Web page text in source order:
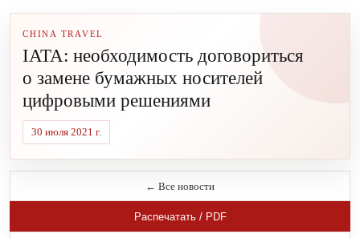
CHINA TRAVEL
IATA: необходимость договориться
о замене бумажных носителей
цифровыми решениями
30 июля 2021 г.
← Все новости
Распечатать / PDF